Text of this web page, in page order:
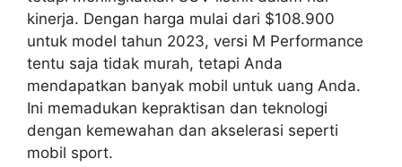
kinerja. Dengan harga mulai dari $108.900
untuk model tahun 2023, versi M Performance
tentu saja tidak murah, tetapi Anda
mendapatkan banyak mobil untuk uang Anda.
Ini memadukan kepraktisan dan teknologi
dengan kemewahan dan akselerasi seperti
mobil sport.